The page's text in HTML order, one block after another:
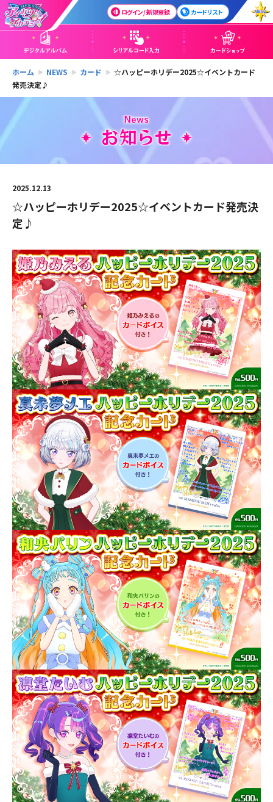
ログイン / 新規登録 カードリスト
ホーム NEWS カード
☆ハッピーホリデー2025☆イベントカード
発売決定♪
2025.12.13
☆ハッピーホリデー2025☆イベントカード発売決
定♪